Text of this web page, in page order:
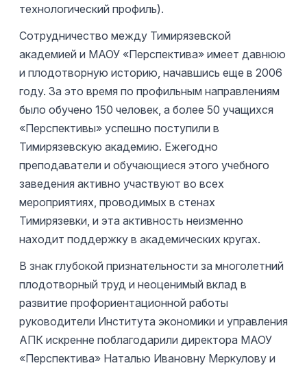
технологический профиль).
Сотрудничество между Тимирязевской
академией и МАОУ «Перспектива» имеет давнюю
и плодотворную историю, начавшись еще в 2006
году. За это время по профильным направлениям
было обучено 150 человек, а более 50 учащихся
«Перспективы» успешно поступили в
Тимирязевскую академию. Ежегодно
преподаватели и обучающиеся этого учебного
заведения активно участвуют во всех
мероприятиях, проводимых в стенах
Тимирязевки, и эта активность неизменно
находит поддержку в академических кругах.
В знак глубокой признательности за многолетний
плодотворный труд и неоценимый вклад в
развитие профориентационной работы
руководители Института экономики и управления
АПК искренне поблагодарили директора МАОУ
«Перспектива» Наталью Ивановну Меркулову и